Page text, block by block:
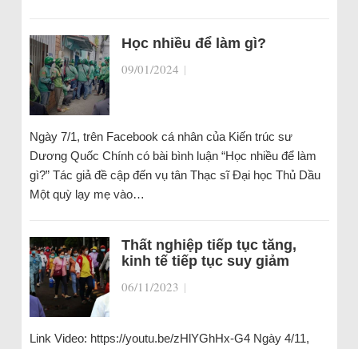
Học nhiều để làm gì?
09/01/2024 |
Ngày 7/1, trên Facebook cá nhân của Kiến trúc sư
Dương Quốc Chính có bài bình luận “Học nhiều để làm
gì?” Tác giả đề cập đến vụ tân Thạc sĩ Đại học Thủ Dầu
Một quỳ lạy mẹ vào…
Thất nghiệp tiếp tục tăng,
kinh tế tiếp tục suy giảm
06/11/2023 |
Link Video: https://youtu.be/zHlYGhHx-G4 Ngày 4/11,